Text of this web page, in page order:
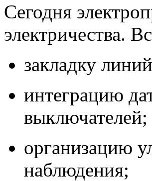
Сегодня
электричества.
закладку
интеграцию
выключателей;
организацию
наблюдения;